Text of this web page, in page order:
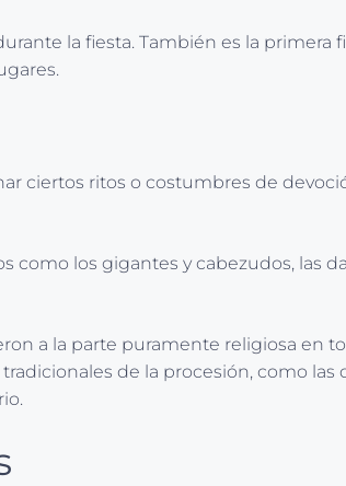
la fiesta. También es la primera
ciertos ritos o costumbres de
como los gigantes y cabezudos, las
a la parte puramente religiosa en
de la procesión, como las